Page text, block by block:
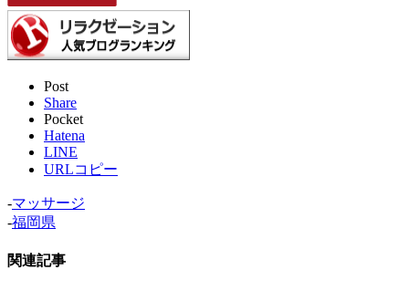
Post
Share
Pocket
Hatena
LINE
URLコピー
-マッサージ
-福岡県
関連記事